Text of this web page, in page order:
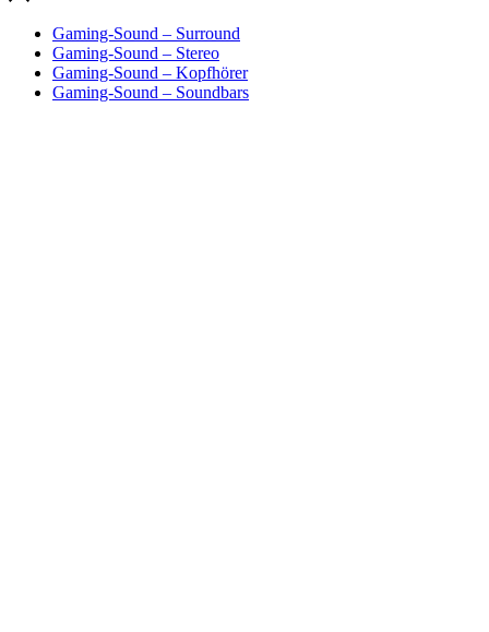
Gaming-Sound – Surround
Gaming-Sound – Stereo
Gaming-Sound – Kopfhörer
Gaming-Sound – Soundbars